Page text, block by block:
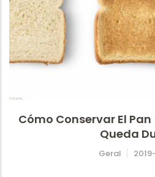
Cómo Conservar El Pan
Queda
Geral